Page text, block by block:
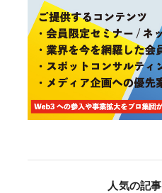
人気の記事